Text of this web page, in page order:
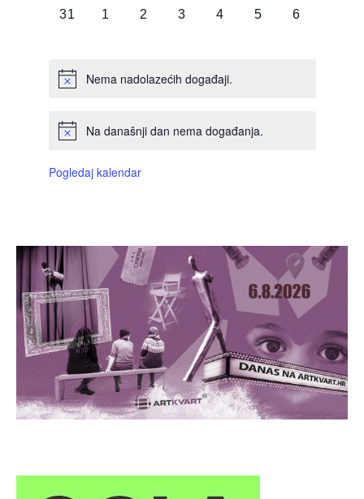
0
31
0
1
0
2
0
3
0
4
0
5
0
6
Nema nadolazećih događaji.
Na današnji dan nema događanja.
Pogledaj kalendar